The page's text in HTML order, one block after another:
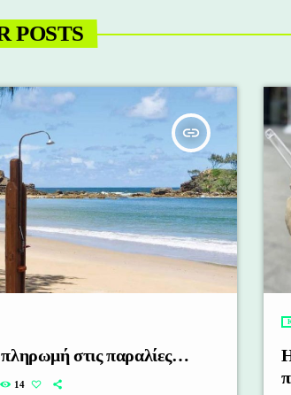
POSTS
insert_link
πληρωμή στις παραλίες…
14